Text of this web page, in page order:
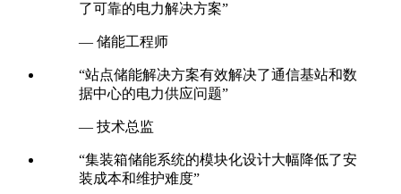
了可靠的电力解决方案”
— 储能工程师
“站点储能解决方案有效解决了通信基站和数
据中心的电力供应问题”
— 技术总监
“集装箱储能系统的模块化设计大幅降低了安
装成本和维护难度”